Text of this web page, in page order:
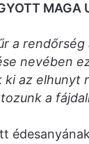
MAGA
a
nevében
az elhunyt
a